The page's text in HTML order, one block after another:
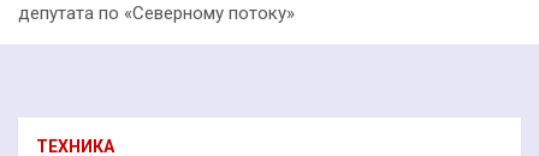
депутата по «Северному потоку»
ТЕХНИКА